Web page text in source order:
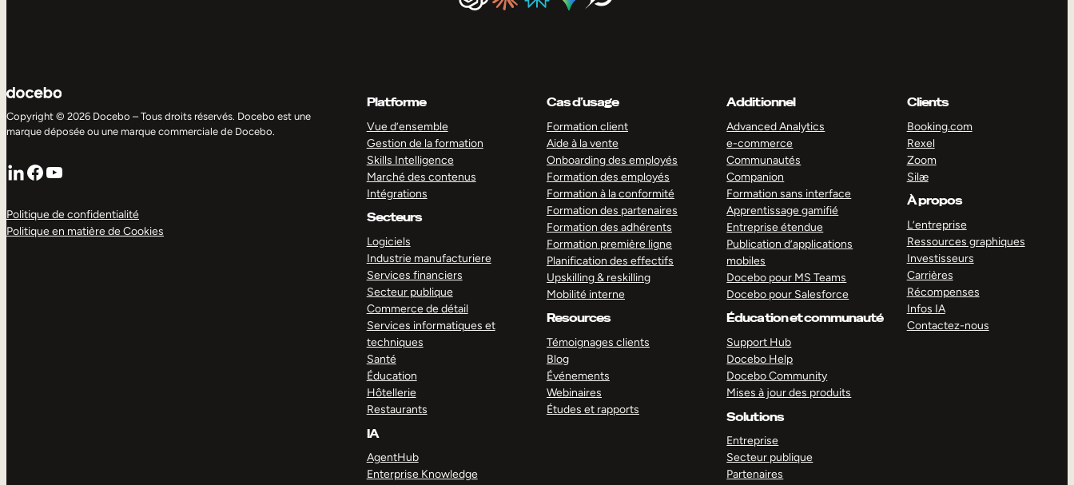
Copyright © 2026 Docebo – Tous droits réservés. Docebo est une
marque déposée ou une marque commerciale de Docebo.
LinkedIn
Facebook
YouTube
Politique de confidentialité
Politique en matière de Cookies
Platforme
Vue d’ensemble
Gestion de la formation
Skills Intelligence
Marché des contenus
Intégrations
Secteurs
Logiciels
Industrie manufacturiere
Services financiers
Secteur publique
Commerce de détail
Services informatiques et
techniques
Santé
Éducation
Hôtellerie
Restaurants
IA
AgentHub
Enterprise Knowledge
Cas d’usage
Formation client
Aide à la vente
Onboarding des employés
Formation des employés
Formation à la conformité
Formation des partenaires
Formation des adhérents
Formation première ligne
Planification des effectifs
Upskilling & reskilling
Mobilité interne
Resources
Témoignages clients
Blog
Événements
Webinaires
Études et rapports
Additionnel
Advanced Analytics
e-commerce
Communautés
Companion
Formation sans interface
Apprentissage gamifié
Entreprise étendue
Publication d’applications
mobiles
Docebo pour MS Teams
Docebo pour Salesforce
Éducation et communauté
Support Hub
Docebo Help
Docebo Community
Mises à jour des produits
Solutions
Entreprise
Secteur publique
Partenaires
Clients
Booking.com
Rexel
Zoom
Silæ
À propos
L’entreprise
Ressources graphiques
Investisseurs
Carrières
Récompenses
Infos IA
Contactez-nous